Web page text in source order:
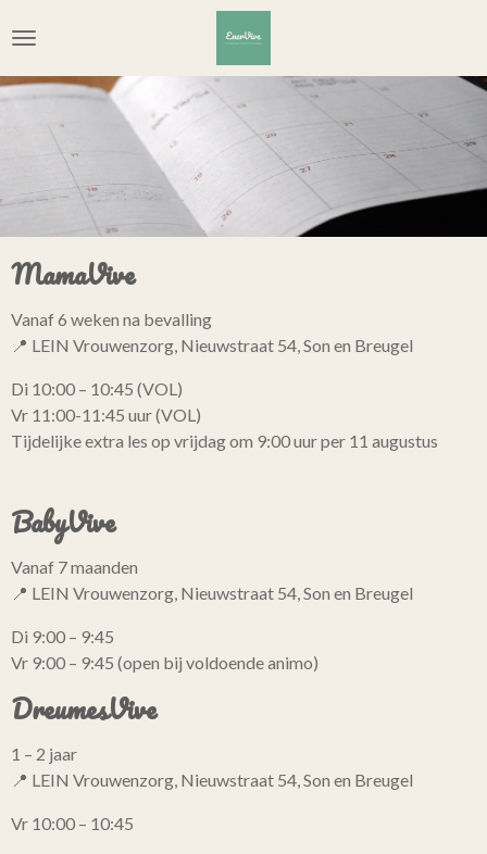
direct
naar
hoofdinhoud
MamaVive
Vanaf 6 weken na bevalling
📍 LEIN Vrouwenzorg, Nieuwstraat 54, Son en Breugel
Di 10:00 – 10:45 (VOL)
Vr 11:00-11:45 uur (VOL)
Tijdelijke extra les op vrijdag om 9:00 uur per 11 augustus
BabyVive
Vanaf 7 maanden
📍 LEIN Vrouwenzorg, Nieuwstraat 54, Son en Breugel
Di 9:00 – 9:45
Vr 9:00 – 9:45 (open bij voldoende animo)
DreumesVive
1 – 2 jaar
📍 LEIN Vrouwenzorg, Nieuwstraat 54, Son en Breugel
Vr 10:00 – 10:45